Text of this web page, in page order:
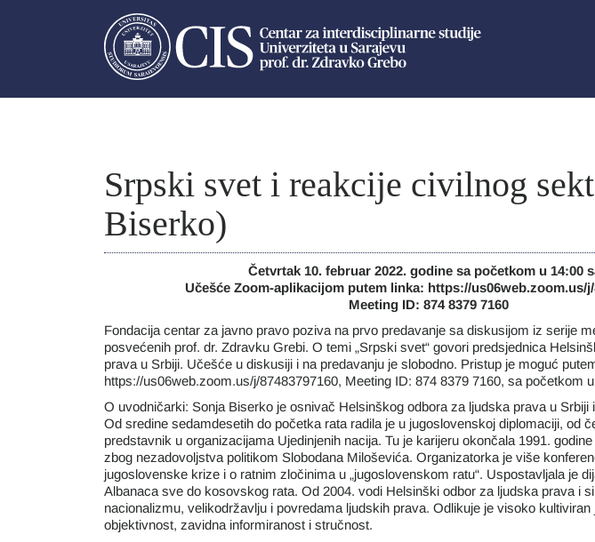
Srpski svet i reakcije civilnog
Biserko)
Četvrtak 10. februar 2022. godine sa početkom u 14:00
Učešće Zoom-aplikacijom putem linka: https://us06web.zoom.us/j/
Meeting ID: 874 8379 7160
Fondacija centar za javno pravo poziva na prvo predavanje sa diskusijom iz serije
posvećenih prof. dr. Zdravku Grebi. O temi „Srpski svet“ govori predsjednica
prava u Srbiji. Učešće u diskusiji i na predavanju je slobodno. Pristup je moguć
https://us06web.zoom.us/j/87483797160, Meeting ID: 874 8379 7160, sa početkom
O uvodničarki: Sonja Biserko je osnivač Helsinškog odbora za ljudska prava u Srbiji
Od sredine sedamdesetih do početka rata radila je u jugoslovenskoj diplomaciji, od
predstavnik u organizacijama Ujedinjenih nacija. Tu je karijeru okončala 1991.
zbog nezadovoljstva politikom Slobodana Miloševića. Organizatorka je više
jugoslovenske krize i o ratnim zločinima u „jugoslovenskom ratu“. Uspostavljala je
Albanaca sve do kosovskog rata. Od 2004. vodi Helsinški odbor za ljudska prava i
nacionalizmu, velikodržavlju i povredama ljudskih prava. Odlikuje je visoko
objektivnost, zavidna informiranost i stručnost.